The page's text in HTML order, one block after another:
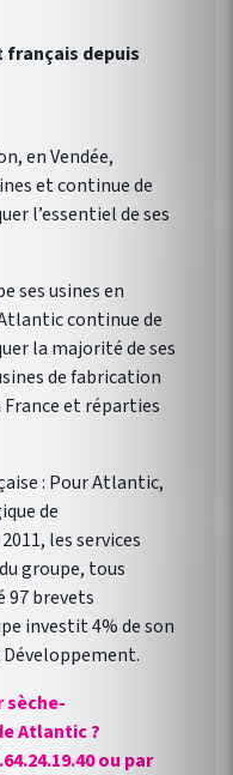
français depuis
en Vendée,
et continue de
l’essentiel de ses
ses usines en
continue de
la majorité de ses
de fabrication
et réparties
: Pour Atlantic,
de
les services
groupe, tous
97 brevets
investit 4% de son
Développement.
sèche-
Atlantic ?
ou par